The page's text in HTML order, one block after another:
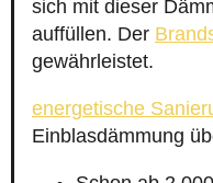
sich mit dieser
auffüllen. Der
gewährleistet.
energetische
Einblasdämmung